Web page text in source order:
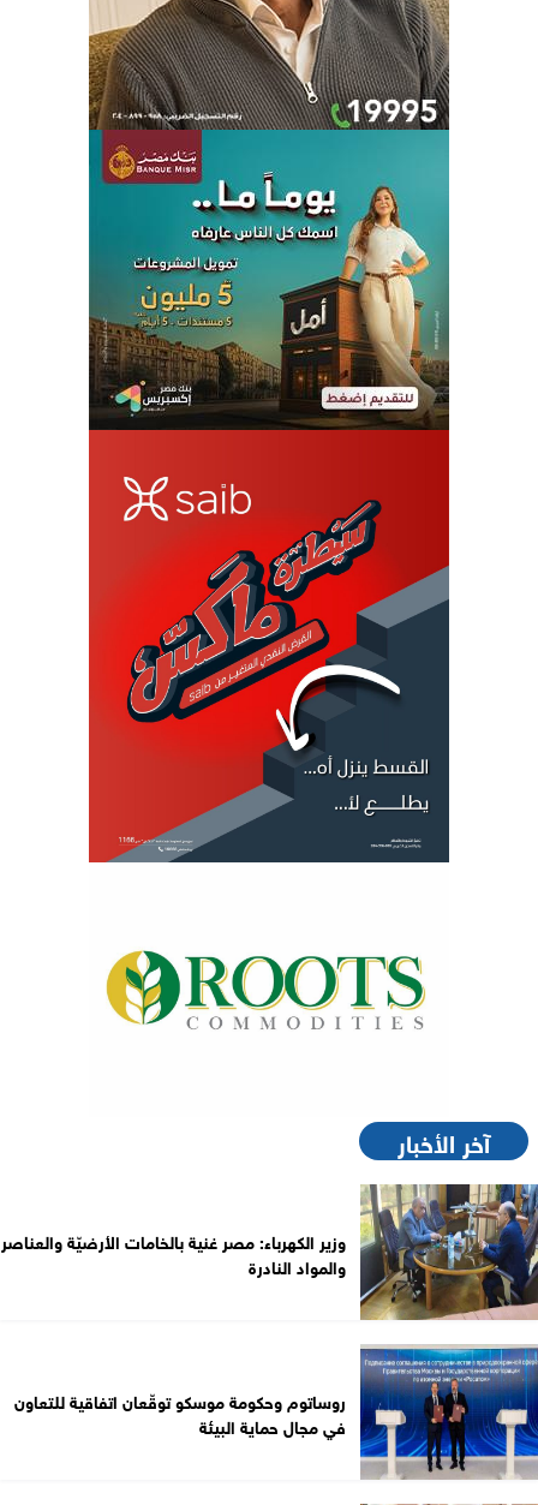
آخر الأخبار
وزير الكهرباء: مصر غنية بالخامات الأرضيّة والعناصر
والمواد النادرة
روساتوم وحكومة موسكو توقّعان اتفاقية للتعاون
في مجال حماية البيئة